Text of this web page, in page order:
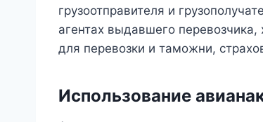
грузоотправителя и
агентах выдавшего
для перевозки и таможни,
Использование